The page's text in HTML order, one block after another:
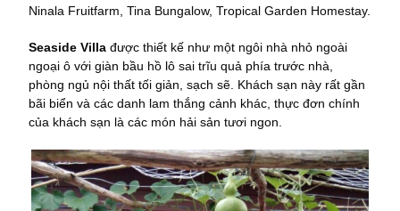
Ninala Fruitfarm, Tina Bungalow, Tropical Garden Homestay.
Seaside Villa được thiết kế như một ngôi nhà nhỏ ngoài
ngoại ô với giàn bầu hồ lô sai trĩu quả phía trước nhà,
phòng ngủ nội thất tối giản, sạch sẽ. Khách sạn này rất gần
bãi biển và các danh lam thắng cảnh khác, thực đơn chính
của khách sạn là các món hải sản tươi ngon.